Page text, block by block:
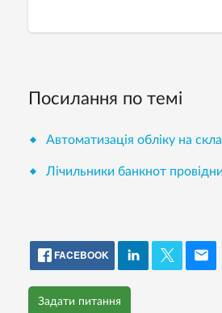
Посилання по темі
Автоматизація обліку на
Лічильники банкнот
FACEBOOK
Задати питання